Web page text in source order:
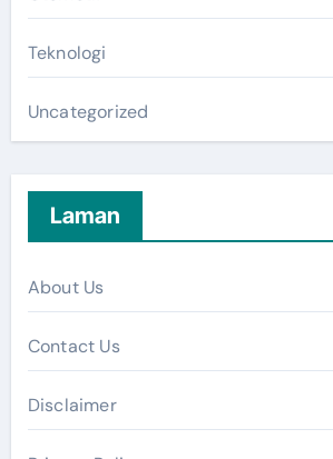
Teknologi
Uncategorized
Laman
About Us
Contact Us
Disclaimer